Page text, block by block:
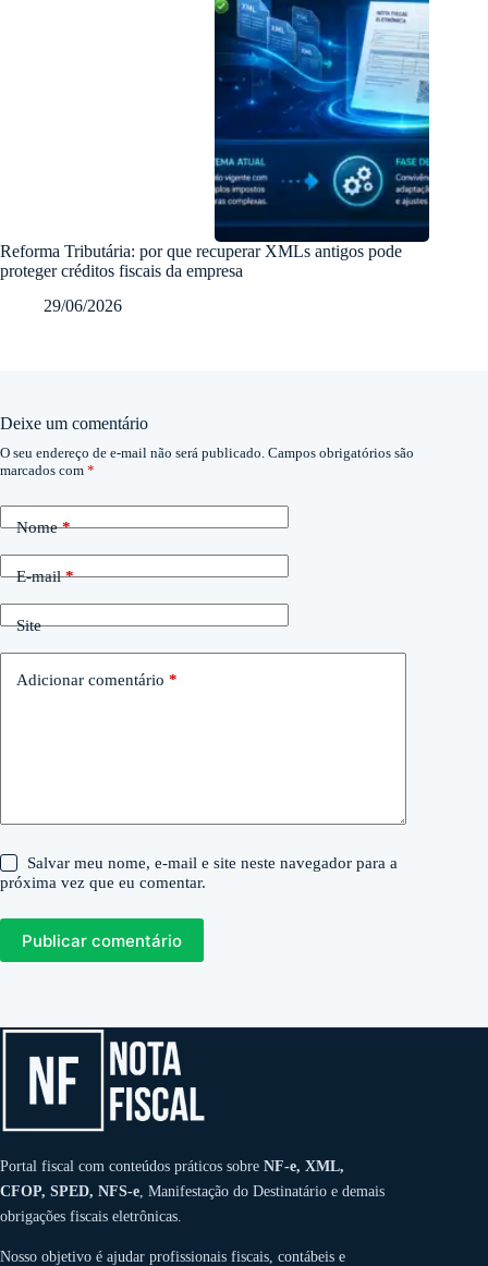
Reforma Tributária: por que recuperar XMLs antigos pode
proteger créditos fiscais da empresa
29/06/2026
Deixe um comentário
O seu endereço de e-mail não será publicado. Campos obrigatórios são
marcados com *
Nome*
E-mail*
Site
Adicionar comentário *
Salvar meu nome, e-mail e site neste navegador para a
próxima vez que eu comentar.
Publicar comentário
Portal fiscal com conteúdos práticos sobre NF-e, XML,
CFOP, SPED, NFS-e , Manifestação do Destinatário e demais
obrigações fiscais eletrônicas.
Nosso objetivo é ajudar profissionais fiscais, contábeis e